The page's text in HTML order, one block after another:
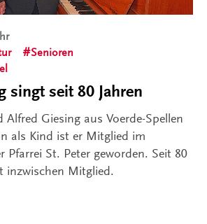
Senioren
singt seit 80 Jahren
Alfred Giesing aus Voerde-Spellen
als Kind ist er Mitglied im
Pfarrei St. Peter geworden. Seit 80
inzwischen Mitglied.